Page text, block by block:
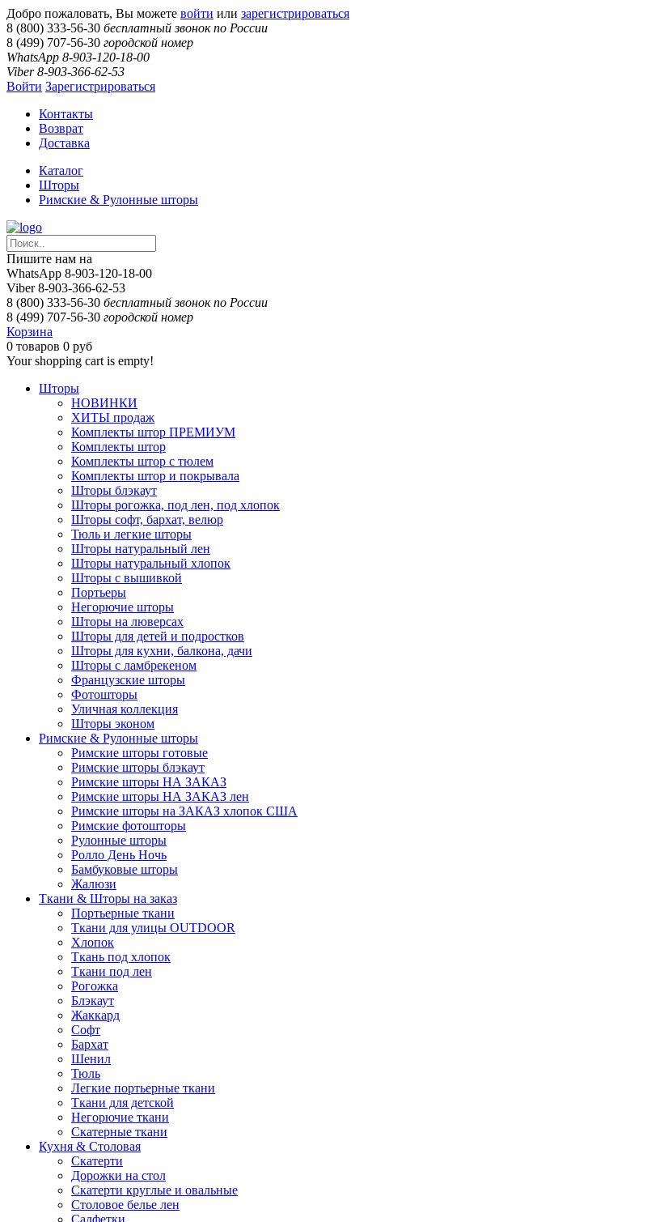
Добро пожаловать, Вы можете войти или зарегистрироваться
8 (800) 333-56-30 бесплатный звонок по России
8 (499) 707-56-30 городской номер
WhatsApp 8-903-120-18-00
Viber 8-903-366-62-53
Войти Зарегистрироваться
Контакты
Возврат
Доставка
Каталог
Шторы
Римские & Рулонные шторы
Пишите нам на
WhatsApp 8-903-120-18-00
Viber 8-903-366-62-53
8 (800) 333-56-30 бесплатный звонок по России
8 (499) 707-56-30 городской номер
Корзина
0 товаров 0 руб
Your shopping cart is empty!
Шторы
НОВИНКИ
ХИТЫ продаж
Комплекты штор ПРЕМИУМ
Комплекты штор
Комплекты штор с тюлем
Комплекты штор и покрывала
Шторы блэкаут
Шторы рогожка, под лен, под хлопок
Шторы софт, бархат, велюр
Тюль и легкие шторы
Шторы натуральный лен
Шторы натуральный хлопок
Шторы с вышивкой
Портьеры
Негорючие шторы
Шторы на люверсах
Шторы для детей и подростков
Шторы для кухни, балкона, дачи
Шторы с ламбрекеном
Французские шторы
Фотошторы
Уличная коллекция
Шторы эконом
Римские & Рулонные шторы
Римские шторы готовые
Римские шторы блэкаут
Римские шторы НА ЗАКАЗ
Римские шторы НА ЗАКАЗ лен
Римские шторы на ЗАКАЗ хлопок США
Римские фотошторы
Рулонные шторы
Ролло День Ночь
Бамбуковые шторы
Жалюзи
Ткани & Шторы на заказ
Портьерные ткани
Ткани для улицы OUTDOOR
Хлопок
Ткань под хлопок
Ткани под лен
Рогожка
Блэкаут
Жаккард
Софт
Бархат
Шенил
Тюль
Легкие портьерные ткани
Ткани для детской
Негорючие ткани
Скатерные ткани
Кухня & Столовая
Скатерти
Дорожки на стол
Скатерти круглые и овальные
Столовое белье лен
Салфетки